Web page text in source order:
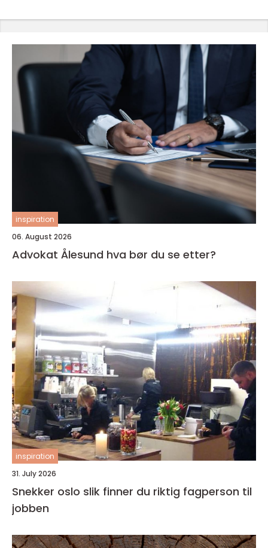
inspiration
06. August 2026
Advokat Ålesund hva bør du se etter?
inspiration
31. July 2026
Snekker oslo slik finner du riktig fagperson til
jobben